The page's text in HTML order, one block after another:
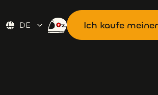
DE
Ich kaufe
Ich kaufe